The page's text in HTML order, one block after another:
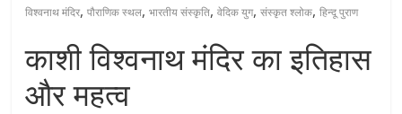
विश्वनाथ मंदिर,पौराणिक स्थल,भारतीय संस्कृति,वेदिक युग,संस्कृत श्लोक,हिन्दू पुराण
काशी विश्वनाथ मंदिर का इतिहास
और महत्व